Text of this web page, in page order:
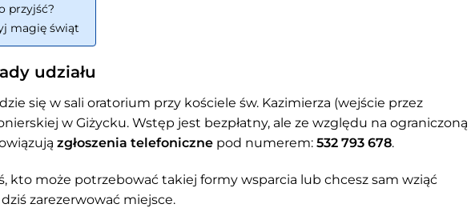
przyjść?
magię świąt
udziału
się w sali oratorium przy kościele św. Kazimierza (wejście przez
w Giżycku. Wstęp jest bezpłatny, ale ze względu na ograniczoną
zgłoszenia telefoniczne pod numerem: 532 793 678.
kto może potrzebować takiej formy wsparcia lub chcesz sam wziąć
zarezerwować miejsce.